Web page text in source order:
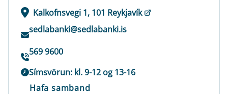
Kalkofnsvegi 1, 101 Reykjavík
sedlabanki@sedlabanki.is
569 9600
Símsvörun: kl. 9-12 og 13-16
Hafa samband